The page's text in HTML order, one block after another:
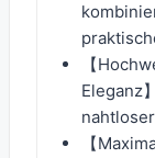
【
Eleganz
【